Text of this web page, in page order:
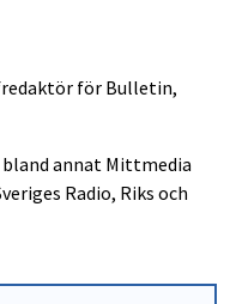
för Bulletin,
annat Mittmedia
Radio, Riks och